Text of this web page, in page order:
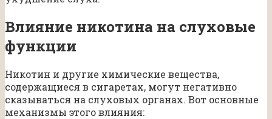
Влияние никотина на слуховые
функции
Никотин и другие химические вещества,
содержащиеся в сигаретах, могут негативно
сказываться на слуховых органах. Вот основные
механизмы этого влияния: